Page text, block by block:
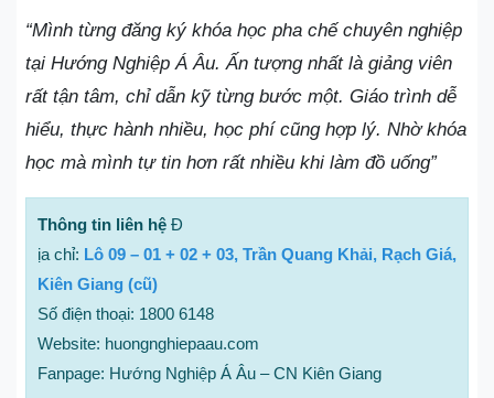
“Mình từng đăng ký khóa học pha chế chuyên nghiệp
tại Hướng Nghiệp Á Âu. Ấn tượng nhất là giảng viên
rất tận tâm, chỉ dẫn kỹ từng bước một. Giáo trình dễ
hiểu, thực hành nhiều, học phí cũng hợp lý. Nhờ khóa
học mà mình tự tin hơn rất nhiều khi làm đồ uống”
Thông tin liên hệ Đ
ịa chỉ: Lô 09 – 01 + 02 + 03, Trần Quang Khải, Rạch Giá,
Kiên Giang (cũ)
Số điện thoại: 1800 6148
Website: huongnghiepaau.com
Fanpage: Hướng Nghiệp Á Âu – CN Kiên Giang